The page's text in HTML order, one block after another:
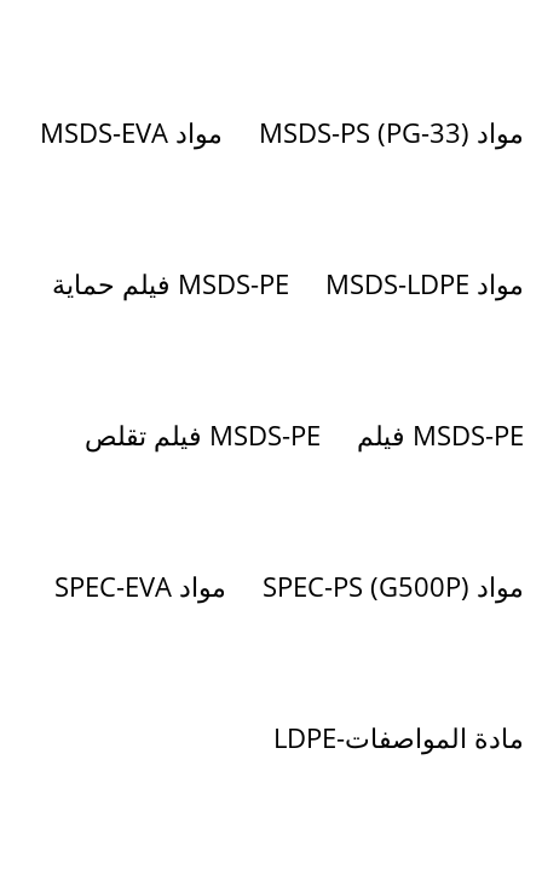
مواد MSDS-PS (PG-33) مواد MSDS-EVA
مواد MSDS-LDPE MSDS-PE فيلم حماية
MSDS-PE فيلم MSDS-PE فيلم تقلص
مواد SPEC-PS (G500P) مواد SPEC-EVA
مادة المواصفات-LDPE